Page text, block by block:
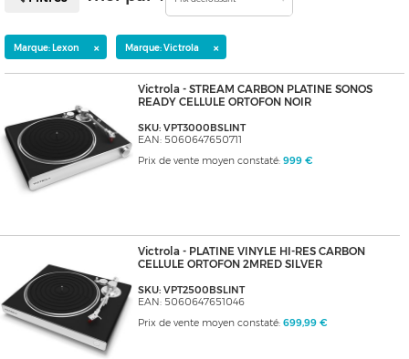
Marque: Lexon × Marque: Victrola ×
Victrola - STREAM CARBON PLATINE SONOS
READY CELLULE ORTOFON NOIR
SKU: VPT3000BSLINT
EAN: 5060647650711
Prix de vente moyen constaté: 999 €
Victrola - PLATINE VINYLE HI-RES CARBON
CELLULE ORTOFON 2MRED SILVER
SKU: VPT2500BSLINT
EAN: 5060647651046
Prix de vente moyen constaté: 699,99 €